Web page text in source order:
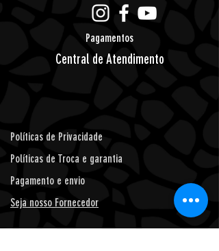
Pagamentos
Central de Atendimento
Políticas de Privacidade
Políticas de Troca e garantia
Pagamento e envio
Seja nosso Fornecedor